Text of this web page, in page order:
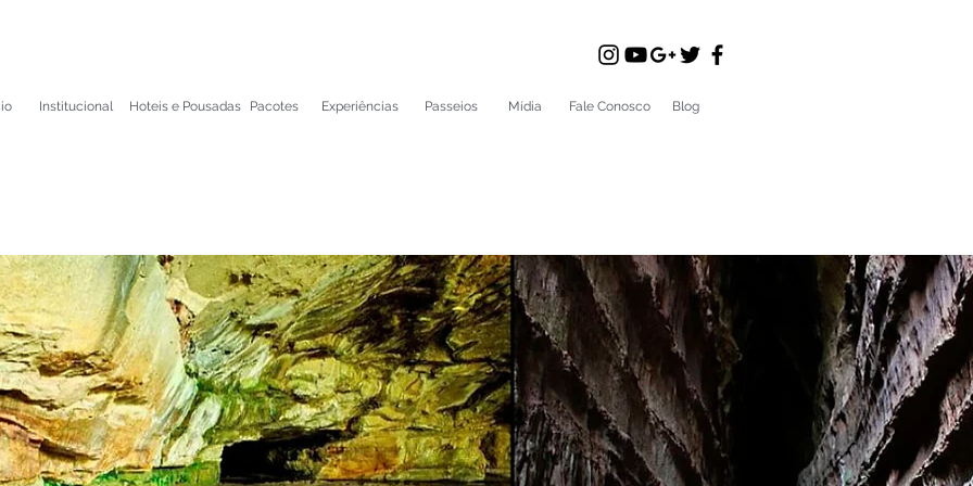
Institucional Hoteis e Pousadas Pacotes Experiências Passeios Mídia Fale Conosco Blog